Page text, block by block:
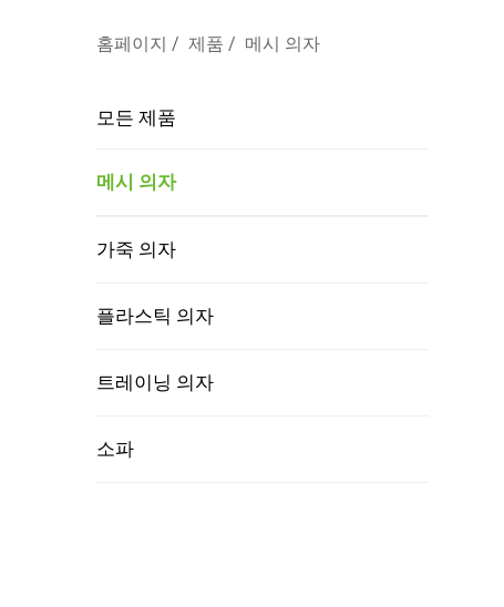
홈페이지 / 제품 / 메시 의자
모든 제품
메시 의자
가죽 의자
플라스틱 의자
트레이닝 의자
소파